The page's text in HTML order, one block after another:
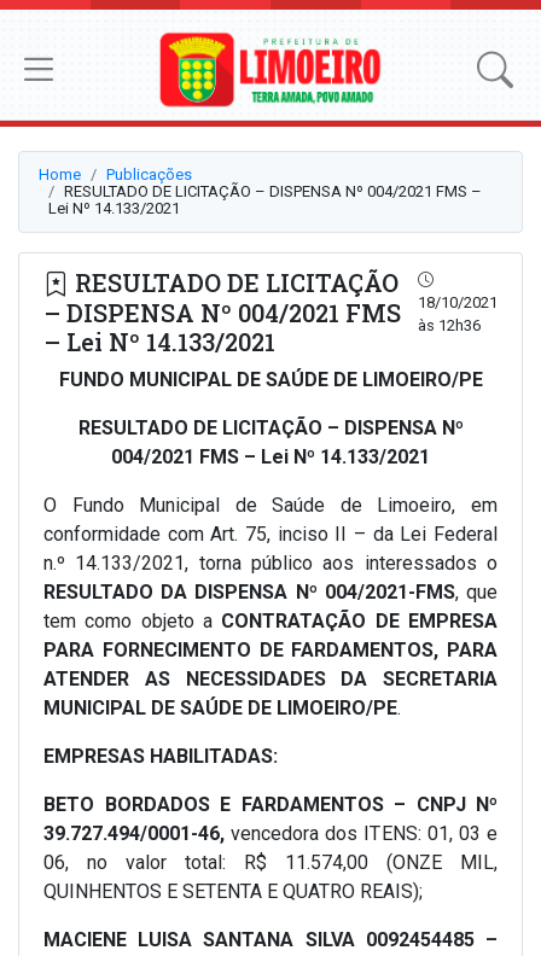
Home
Publicações
RESULTADO DE LICITAÇÃO – DISPENSA Nº 004/2021 FMS –
Lei Nº 14.133/2021
RESULTADO DE LICITAÇÃO
– DISPENSA Nº 004/2021 FMS
– Lei Nº 14.133/2021
18/10/2021
às 12h36
FUNDO MUNICIPAL DE SAÚDE DE LIMOEIRO/PE
RESULTADO DE LICITAÇÃO – DISPENSA Nº
004/2021 FMS – Lei Nº 14.133/2021
O Fundo Municipal de Saúde de Limoeiro, em
conformidade com Art. 75, inciso II – da Lei Federal
n.º 14.133/2021, torna público aos interessados o
RESULTADO DA DISPENSA Nº 004/2021-FMS, que
tem como objeto a CONTRATAÇÃO DE EMPRESA
PARA FORNECIMENTO DE FARDAMENTOS, PARA
ATENDER AS NECESSIDADES DA SECRETARIA
MUNICIPAL DE SAÚDE DE LIMOEIRO/PE.
EMPRESAS HABILITADAS:
BETO BORDADOS E FARDAMENTOS – CNPJ Nº
39.727.494/0001-46, vencedora dos ITENS: 01, 03 e
06, no valor total: R$ 11.574,00 (ONZE MIL,
QUINHENTOS E SETENTA E QUATRO REAIS);
MACIENE LUISA SANTANA SILVA 0092454485 –